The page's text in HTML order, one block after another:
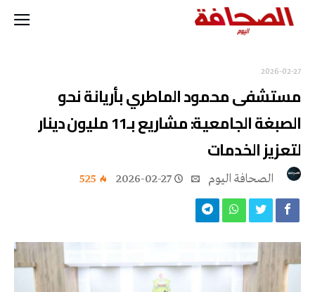
2026-02-27
مستشفى محمود الماطري بأريانة نحو
الصبغة الجامعية: مشاريع بـ11 مليون دينار
لتعزيز الخدمات
2026-02-27
525